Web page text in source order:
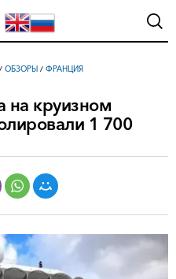
/ ОБЗОРЫ / ФРАНЦИЯ
на круизном
1 700